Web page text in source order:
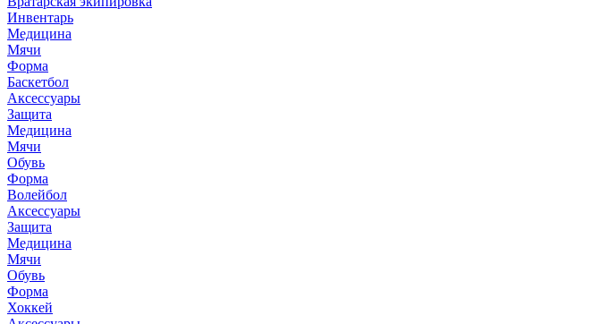
Инвентарь
Медицина
Мячи
Форма
Баскетбол
Аксессуары
Защита
Медицина
Мячи
Обувь
Форма
Волейбол
Аксессуары
Защита
Медицина
Мячи
Обувь
Форма
Хоккей